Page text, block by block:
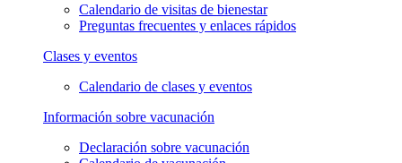
Calendario de visitas de bienestar
Preguntas frecuentes y enlaces rápidos
Clases y eventos
Calendario de clases y eventos
Información sobre vacunación
Declaración sobre vacunación